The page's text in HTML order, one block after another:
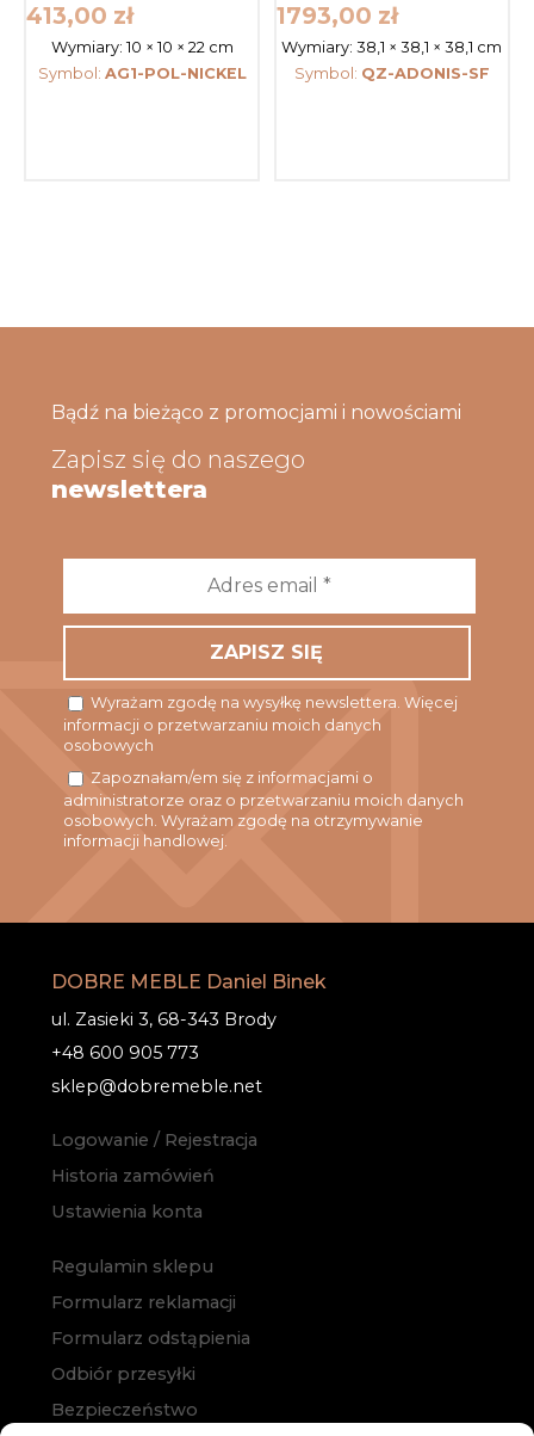
413,00 zł
Wymiary: 10 × 10 × 22 cm
Symbol: AG1-POL-NICKEL
1793,00 zł
Wymiary:38,1 × 38,1 × 38,1 cm
Symbol: QZ-ADONIS-SF
Bądź na bieżąco z promocjami i nowościami
Zapisz się do naszego
newslettera
*
Wyrażam zgodę na wysyłkę newslettera. Więcej
informacji o przetwarzaniu moich danych
osobowych
Zapoznałam/em się z informacjami o
administratorze oraz o przetwarzaniu moich danych
osobowych. Wyrażam zgodę na otrzymywanie
informacji handlowej.
DOBRE MEBLE Daniel Binek
ul. Zasieki 3, 68-343 Brody
+48 600 905 773
sklep@dobremeble.net
Logowanie / Rejestracja
Historia zamówień
Ustawienia konta
Regulamin sklepu
Formularz reklamacji
Formularz odstąpienia
Odbiór przesyłki
Bezpieczeństwo